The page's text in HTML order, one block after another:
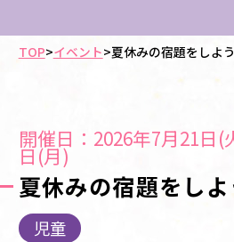
TOP>イベント>夏休みの宿題をしよう
開催日：2026年7月21日(
日(月)
夏休みの宿題をしよ
児童